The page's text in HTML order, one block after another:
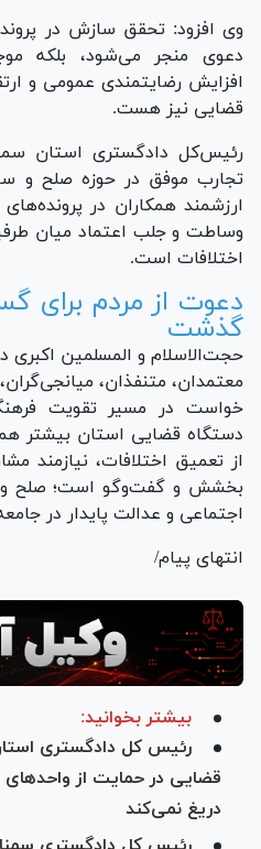
وی افزود: تحقق سازش در
دعوی منجر می‌شود، بلکه
افزایش رضایتمندی عمومی و
قضایی نیز هست.
رئیس‌کل دادگستری استان
تجارب موفق در حوزه صلح و
ارزشمند همکاران در
وساطت و جلب اعتماد میان
اختلافات است.
دعوت از مردم برای
گذشت
حجت‌الاسلام‌ و المسلمین اکبری
معتمدان، متنفذان،
خواست در مسیر تقویت
دستگاه قضایی استان بیشتر
از تعمیق اختلافات، نیازمند
بخشش و گفت‌و‌گو است؛ صلح
اجتماعی و عدالت پایدار در
انتهای پیام/
بیشتر بخوانید:
رئیس کل دادگستری
قضایی در حمایت از
دریغ نمی‌کند